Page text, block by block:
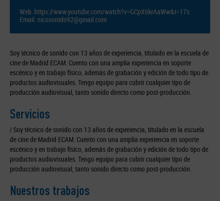
Web. https://www.youtube.com/watch?v=GCpX6krAaWw&t=17s
Email. nicosonido92@gmail.com
Soy técnico de sonido con 13 años de experiencia, titulado en la escuela de
cine de Madrid ECAM. Cuento con una amplia experiencia en soporte
escénico y en trabajo físico, además de grabación y edición de todo tipo de
productos audiovisuales. Tengo equipo para cubrir cualquier tipo de
producción audiovisual, tanto sonido directo como post-producción.
Servicios
/Soy técnico de sonido con 13 años de experiencia, titulado en la escuela
de cine de Madrid ECAM. Cuento con una amplia experiencia en soporte
escénico y en trabajo físico, además de grabación y edición de todo tipo de
productos audiovisuales. Tengo equipo para cubrir cualquier tipo de
producción audiovisual, tanto sonido directo como post-producción.
Nuestros trabajos